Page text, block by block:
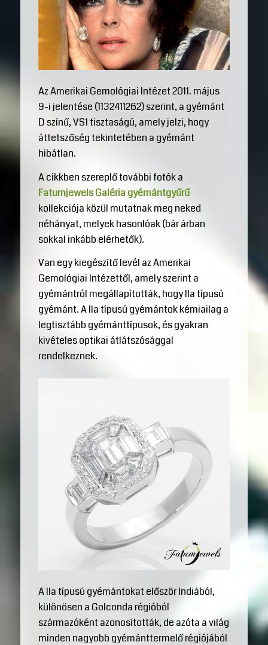
Az Amerikai Gemológiai Intézet 2011. május
9-i jelentése (1132411262) szerint, a gyémánt
D színű, VS1 tisztaságú, amely jelzi, hogy
áttetszőség tekintetében a gyémánt
hibátlan.
A cikkben szereplő további fotók a
Fatumjewels Galéria gyémántgyűrű
kollekciója közül mutatnak meg neked
néhányat, melyek hasonlóak (bár árban
sokkal inkább elérhetők).
Van egy kiegészítő levél az Amerikai
Gemológiai Intézettől, amely szerint a
gyémántról megállapították, hogy IIa típusú
gyémánt. A IIa típusú gyémántok kémiailag a
legtisztább gyémánttípusok, és gyakran
kivételes optikai átlátszósággal
rendelkeznek.
A IIa típusú gyémántokat először Indiából,
különösen a Golconda régióból
származóként azonosították, de azóta a világ
minden nagyobb gyémánttermelő régiójából